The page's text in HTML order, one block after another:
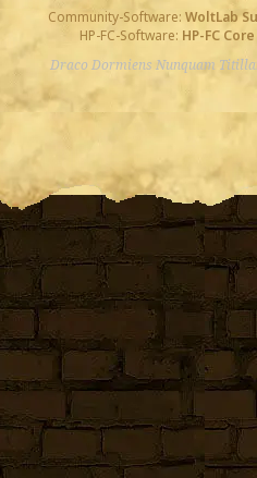
Community-Software: WoltLab
HP-FC-Software: HP-FC Core
Draco Dormiens Nunquam